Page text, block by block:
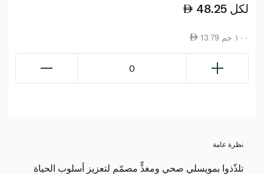
48.25 لكل
13.79 ١٠٠ جم
0
نظرة عامة
تلذّذوا بمويسلي صحي ومغذٍّ مصمّم لتعزيز أسلوب الحياة